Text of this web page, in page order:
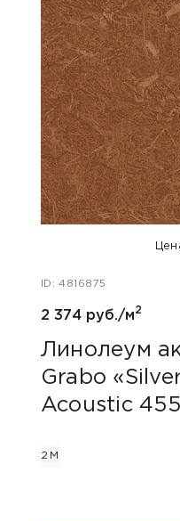
ID: 4816875
2 374 руб./м2
Линолеум
Grabo
Acoustic
2М